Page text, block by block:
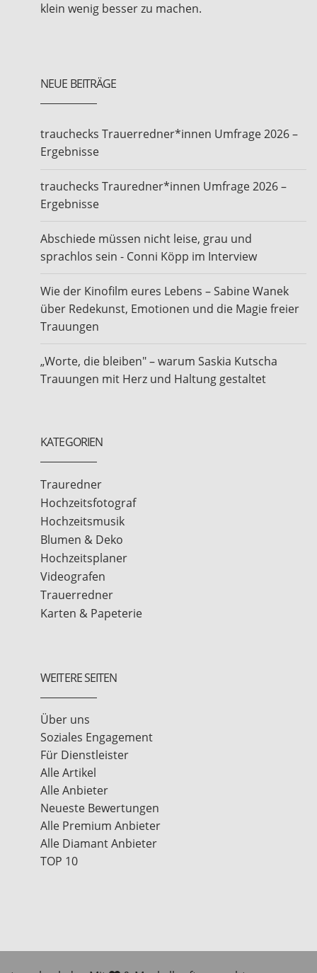
klein wenig besser zu machen.
NEUE BEITRÄGE
trauchecks Trauerredner*innen Umfrage 2026 –
Ergebnisse
trauchecks Trauredner*innen Umfrage 2026 –
Ergebnisse
Abschiede müssen nicht leise, grau und
sprachlos sein - Conni Köpp im Interview
Wie der Kinofilm eures Lebens – Sabine Wanek
über Redekunst, Emotionen und die Magie freier
Trauungen
„Worte, die bleiben" – warum Saskia Kutscha
Trauungen mit Herz und Haltung gestaltet
KATEGORIEN
Trauredner
Hochzeitsfotograf
Hochzeitsmusik
Blumen & Deko
Hochzeitsplaner
Videografen
Trauerredner
Karten & Papeterie
WEITERE SEITEN
Über uns
Soziales Engagement
Für Dienstleister
Alle Artikel
Alle Anbieter
Neueste Bewertungen
Alle Premium Anbieter
Alle Diamant Anbieter
TOP 10